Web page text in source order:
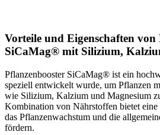
Vorteile und Eigenschaften von
SiCaMag® mit Silizium,
Pflanzenbooster SiCaMag® ist ein
speziell entwickelt wurde, um Pflanzen
wie Silizium, Kalzium und Magnesium
Kombination von Nährstoffen bietet
das Pflanzenwachstum und die
fördern.